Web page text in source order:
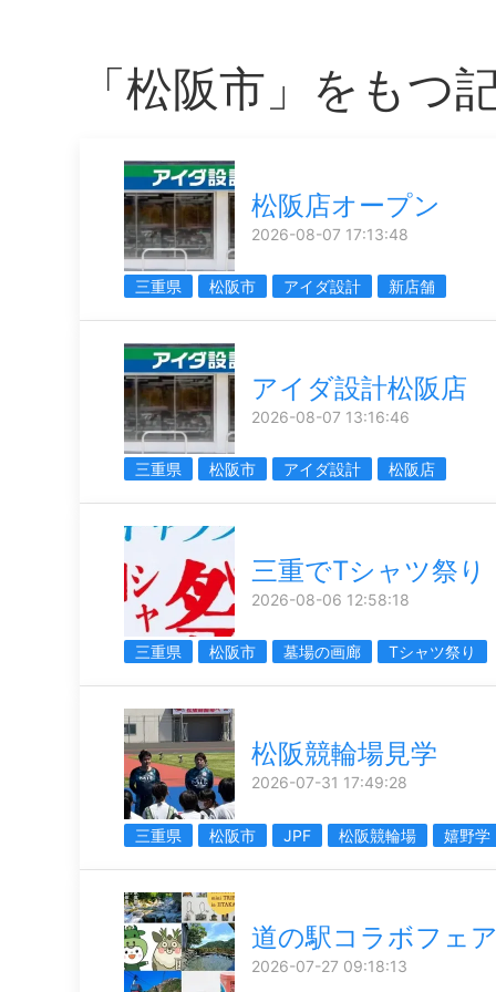
「松阪市」をもつ
松阪店オープン
2026-08-07 17:13:48
三重県 松阪市 アイダ設計 新店舗
アイダ設計松阪店
2026-08-07 13:16:46
三重県 松阪市 アイダ設計 松阪店
三重でTシャツ祭り
2026-08-06 12:58:18
三重県 松阪市 墓場の画廊 Tシャツ祭り
松阪競輪場見学
2026-07-31 17:49:28
三重県 松阪市 JPF 松阪競輪場 嬉野学
道の駅コラボフェ
2026-07-27 09:18:13